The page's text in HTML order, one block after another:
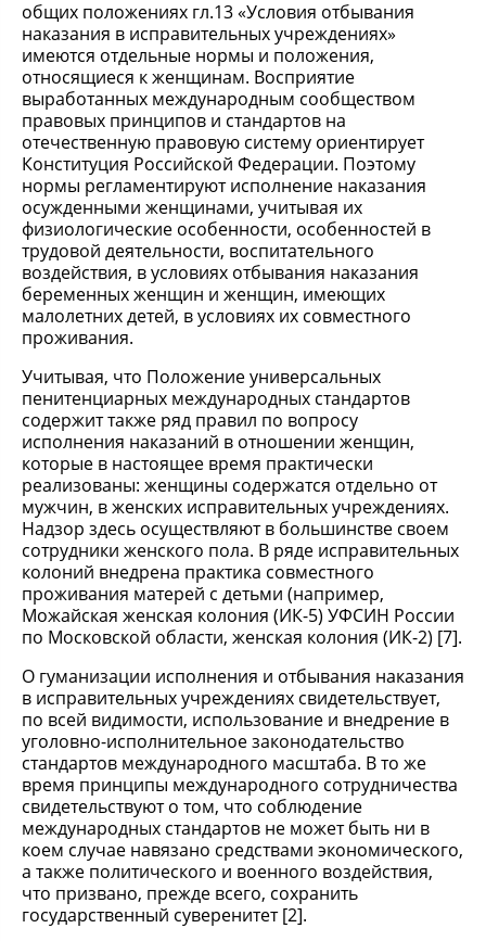
общих положениях гл.13 «Условия отбывания
наказания в исправительных учреждениях»
имеются отдельные нормы и положения,
относящиеся к женщинам. Восприятие
выработанных международным сообществом
правовых принципов и стандартов на
отечественную правовую систему ориентирует
Конституция Российской Федерации. Поэтому
нормы регламентируют исполнение наказания
осужденными женщинами, учитывая их
физиологические особенности, особенностей в
трудовой деятельности, воспитательного
воздействия, в условиях отбывания наказания
беременных женщин и женщин, имеющих
малолетних детей, в условиях их совместного
проживания.
Учитывая, что Положение универсальных
пенитенциарных международных стандартов
содержит также ряд правил по вопросу
исполнения наказаний в отношении женщин,
которые в настоящее время практически
реализованы: женщины содержатся отдельно от
мужчин, в женских исправительных учреждениях.
Надзор здесь осуществляют в большинстве своем
сотрудники женского пола. В ряде исправительных
колоний внедрена практика совместного
проживания матерей с детьми (например,
Можайская женская колония (ИК-5) УФСИН России
по Московской области, женская колония (ИК-2) [7].
О гуманизации исполнения и отбывания наказания
в исправительных учреждениях свидетельствует,
по всей видимости, использование и внедрение в
уголовно-исполнительное законодательство
стандартов международного масштаба. В то же
время принципы международного сотрудничества
свидетельствуют о том, что соблюдение
международных стандартов не может быть ни в
коем случае навязано средствами экономического,
а также политического и военного воздействия,
что призвано, прежде всего, сохранить
государственный суверенитет [2].